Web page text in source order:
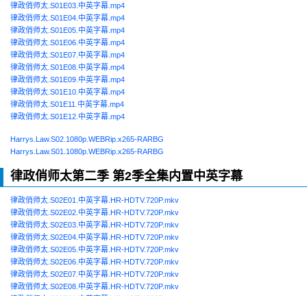
律政俏师太.S01E03.中英字幕.mp4
律政俏师太.S01E04.中英字幕.mp4
律政俏师太.S01E05.中英字幕.mp4
律政俏师太.S01E06.中英字幕.mp4
律政俏师太.S01E07.中英字幕.mp4
律政俏师太.S01E08.中英字幕.mp4
律政俏师太.S01E09.中英字幕.mp4
律政俏师太.S01E10.中英字幕.mp4
律政俏师太.S01E11.中英字幕.mp4
律政俏师太.S01E12.中英字幕.mp4
Harrys.Law.S02.1080p.WEBRip.x265-RARBG
Harrys.Law.S01.1080p.WEBRip.x265-RARBG
律政俏师太第二季 第2季全集内置中英字幕
律政俏师太.S02E01.中英字幕.HR-HDTV.720P.mkv
律政俏师太.S02E02.中英字幕.HR-HDTV.720P.mkv
律政俏师太.S02E03.中英字幕.HR-HDTV.720P.mkv
律政俏师太.S02E04.中英字幕.HR-HDTV.720P.mkv
律政俏师太.S02E05.中英字幕.HR-HDTV.720P.mkv
律政俏师太.S02E06.中英字幕.HR-HDTV.720P.mkv
律政俏师太.S02E07.中英字幕.HR-HDTV.720P.mkv
律政俏师太.S02E08.中英字幕.HR-HDTV.720P.mkv